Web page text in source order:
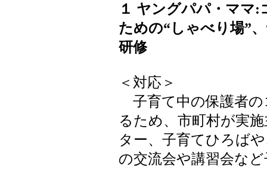
１ ヤングパパ・ママ
ための“しゃべり場”
研修
＜対応＞
子育て中の保護者の
るため、市町村が実
ター、子育てひろば
の交流会や講習会な